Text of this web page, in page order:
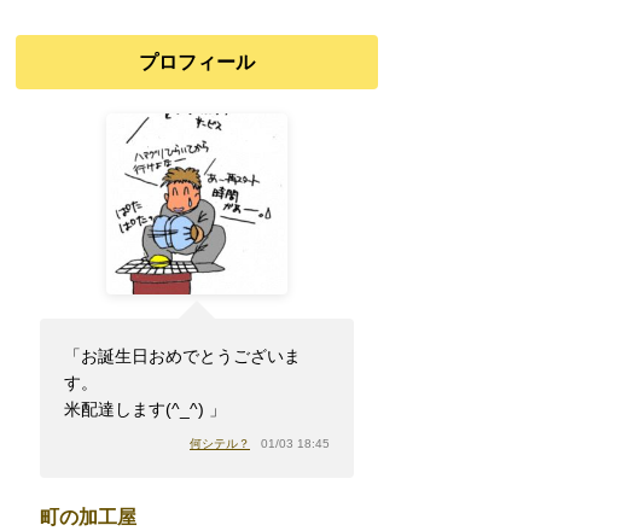
プロフィール
「お誕生日おめでとうございま
す。
米配達します(^_^) 」
何シテル？ 01/03 18:45
町の加工屋